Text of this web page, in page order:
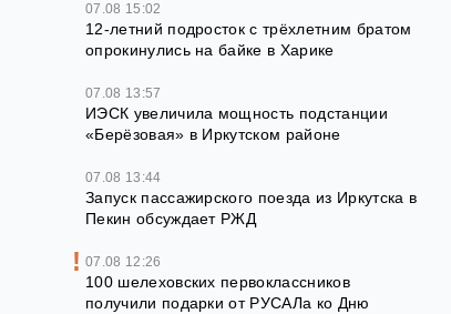
07.08 15:02
12‑летний подросток с трёхлетним братом
опрокинулись на байке в Харике
07.08 13:57
ИЭСК увеличила мощность подстанции
«Берёзовая» в Иркутском районе
07.08 13:44
Запуск пассажирского поезда из Иркутска в
Пекин обсуждает РЖД
07.08 12:26
100 шелеховских первоклассников
получили подарки от РУСАЛа ко Дню